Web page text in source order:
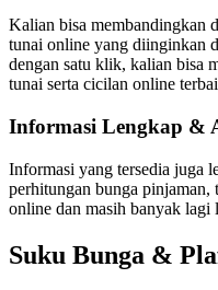
Kalian bisa membandingkan
tunai online yang diinginkan
dengan satu klik, kalian bisa
tunai serta cicilan online
Informasi Lengkap &
Informasi yang tersedia juga
perhitungan bunga pinjaman,
online dan masih banyak lagi
Suku Bunga &